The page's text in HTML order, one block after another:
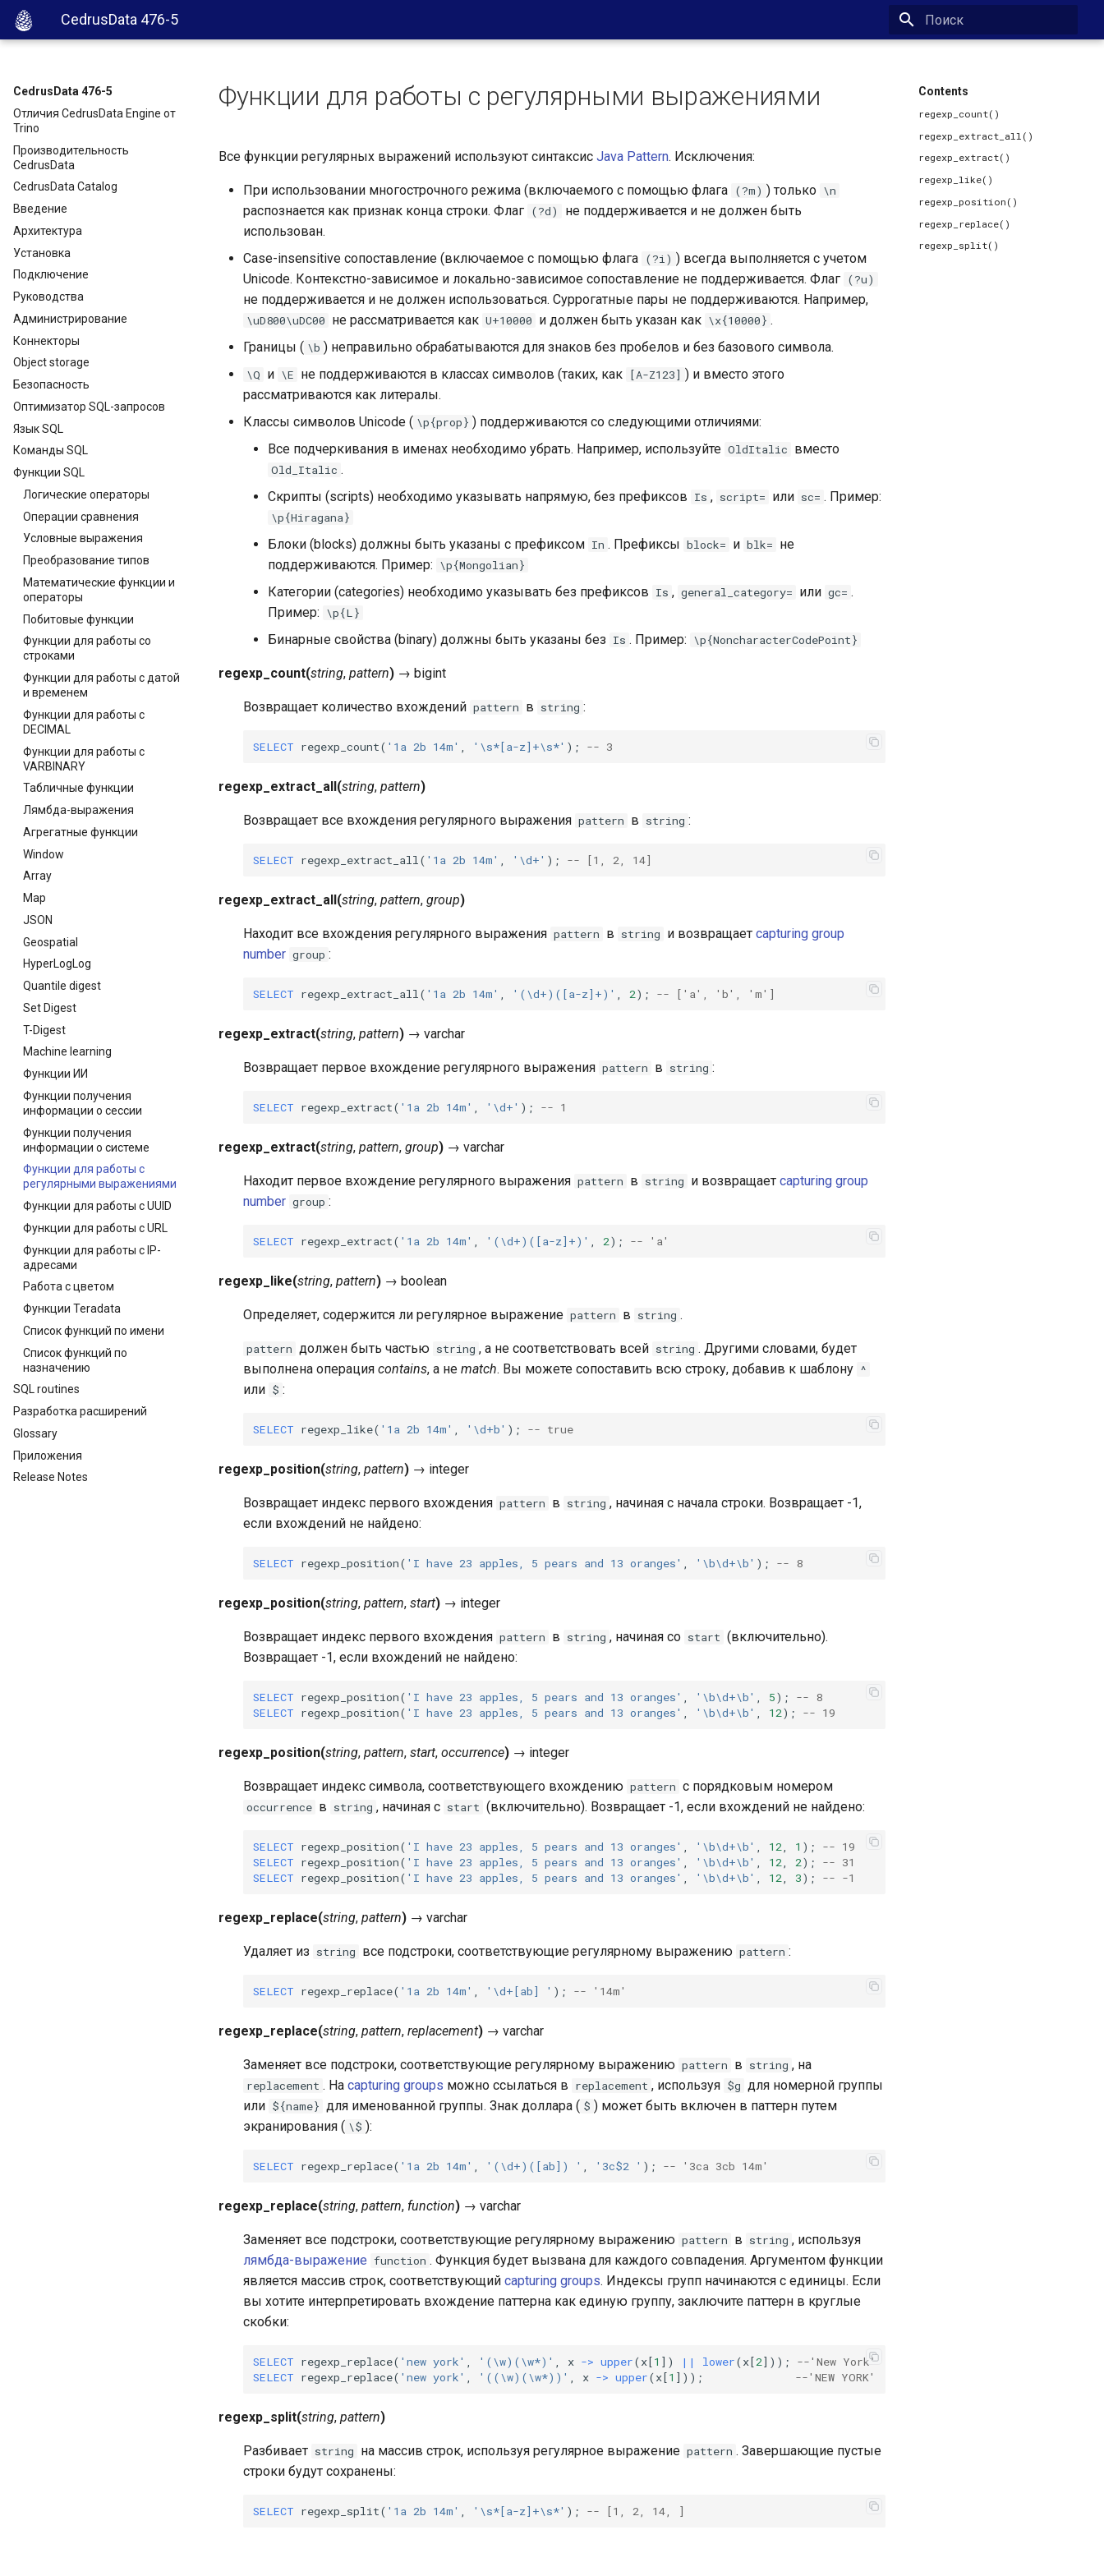
CedrusData 476-5
CedrusData 476-5
Отличия CedrusData Engine от
Trino
Производительность
CedrusData
CedrusData Catalog
Введение
Архитектура
Установка
Подключение
Руководства
Администрирование
Коннекторы
Object storage
Безопасность
Оптимизатор SQL-запросов
Язык SQL
Команды SQL
Функции SQL
Логические операторы
Операции сравнения
Условные выражения
Преобразование типов
Математические функции и
операторы
Побитовые функции
Функции для работы со
строками
Функции для работы с датой
и временем
Функции для работы с
DECIMAL
Функции для работы с
VARBINARY
Табличные функции
Лямбда-выражения
Агрегатные функции
Window
Array
Map
JSON
Geospatial
HyperLogLog
Quantile digest
Set Digest
T-Digest
Machine learning
Функции ИИ
Функции получения
информации о сессии
Функции получения
информации о системе
Функции для работы с
регулярными выражениями
Функции для работы с UUID
Функции для работы с URL
Функции для работы с IP-
адресами
Работа с цветом
Функции Teradata
Список функций по имени
Список функций по
назначению
SQL routines
Разработка расширений
Glossary
Приложения
Release Notes
Contents
regexp_count()
regexp_extract_all()
regexp_extract()
regexp_like()
regexp_position()
regexp_replace()
regexp_split()
Функции для работы с регулярными выражениями
Все функции регулярных выражений используют синтаксис Java Pattern. Исключения:
При использовании многострочного режима (включаемого с помощью флага (?m) ) только \n
распознается как признак конца строки. Флаг (?d)
не поддерживается и не должен быть
использован.
Case-insensitive сопоставление (включаемое с помощью флага (?i) ) всегда выполняется с учетом
Unicode. Контекстно-зависимое и локально-зависимое сопоставление не поддерживается. Флаг (?u)
не поддерживается и не должен использоваться. Суррогатные пары не поддерживаются. Например,
\uD800\uDC00 не рассматривается как U+10000 и должен быть указан как \x{10000} .
Границы ( \b ) неправильно обрабатываются для знаков без пробелов и без базового символа.
\Q и \E не поддерживаются в классах символов (таких, как [A-Z123] ) и вместо этого
рассматриваются как литералы.
Классы символов Unicode ( \p{prop} ) поддерживаются со следующими отличиями:
Все подчеркивания в именах необходимо убрать. Например, используйте OldItalic вместо
Old_Italic .
Скрипты (scripts) необходимо указывать напрямую, без префиксов Is , script= или sc= . Пример:
\p{Hiragana}
Блоки (blocks) должны быть указаны с префиксом In . Префиксы block= и blk= не
поддерживаются. Пример: \p{Mongolian}
Категории (categories) необходимо указывать без префиксов Is , general_category= или gc= .
Пример: \p{L}
Бинарные свойства (binary) должны быть указаны без Is . Пример: \p{NoncharacterCodePoint}
regexp_count(string, pattern) → bigint
Возвращает количество вхождений pattern в string :
SELECT regexp_count( '1a 2b 14m' '\s*[a-z]+\s*' ); -- 3
regexp_extract_all(string, pattern)
Возвращает все вхождения регулярного выражения pattern в string :
SELECT regexp_extract_all ( '1a 2b 14m' '\d+' ); -- [1, 2, 14]
regexp_extract_all(string, pattern, group)
Находит все вхождения регулярного выражения pattern в string и возвращаетcapturing group
number group :
SELECT regexp_extract_all ( '1a 2b 14m' '(\d+)([a-z]+)' 2); -- ['a', 'b', 'm']
regexp_extract(string, pattern) → varchar
Возвращает первое вхождение регулярного выражения pattern в string :
SELECT regexp_extract( '1a 2b 14m' '\d+' ); -- 1
regexp_extract(string, pattern, group) → varchar
Находит первое вхождение регулярного выражения pattern в string и возвращаетcapturing group
number group :
SELECT regexp_extract( '1a 2b 14m' '(\d+)([a-z]+)' 2); -- 'a'
regexp_like(string, pattern) → boolean
Определяет, содержится ли регулярное выражение pattern в string .
pattern должен быть частью string , а не соответствовать всей string . Другими словами, будет
выполнена операция contains, а не match. Вы можете сопоставить всю строку, добавив к шаблону ^
или $ :
SELECT regexp_like( '1a 2b 14m' '\d+b' ); -- true
regexp_position(string, pattern) → integer
Возвращает индекс первого вхождения pattern в string , начиная с начала строки. Возвращает -1,
если вхождений не найдено:
SELECT regexp_position( 'I have 23 apples, 5 pears and 13 oranges' '\b\d+\b' ); -- 8
regexp_position(string, pattern, start) → integer
Возвращает индекс первого вхождения pattern в string , начиная со start (включительно).
Возвращает -1, если вхождений не найдено:
SELECT regexp_position( 'I have 23 apples, 5 pears and 13 oranges' '\b\d+\b' 5);
-- 8
SELECT regexp_position( 'I have 23 apples, 5 pears and 13 oranges' '\b\d+\b' 12); -- 19
regexp_position(string, pattern, start, occurrence) → integer
Возвращает индекс символа, соответствующего вхождению pattern с порядковым номером
occurrence в string , начиная с start (включительно). Возвращает -1, если вхождений не найдено:
SELECT regexp_position( 'I have 23 apples, 5 pears and 13 oranges' '\b\d+\b' 12 1 );
-- 19
SELECT regexp_position( 'I have 23 apples, 5 pears and 13 oranges' '\b\d+\b' 12 2);
-- 31
SELECT regexp_position( 'I have 23 apples, 5 pears and 13 oranges' '\b\d+\b' 12 3); -- -1
regexp_replace(string, pattern) → varchar
Удаляет из string все подстроки, соответствующие регулярному выражению pattern :
SELECT regexp_replace( '1a 2b 14m' '\d+[ab] ' ); -- '14m'
regexp_replace(string, pattern, replacement) → varchar
Заменяет все подстроки, соответствующие регулярному выражению pattern в string , на
replacement . Наcapturing groups можно ссылаться в replacement , используя $g для номерной группы
или ${name} для именованной группы. Знак доллара ( $ ) может быть включен в паттерн путем
экранирования ( \$ ):
SELECT regexp_replace( '1a 2b 14m' '(\d+)([ab]) ' '3c$2 ' ); -- '3ca 3cb 14m'
regexp_replace(string, pattern, function) → varchar
Заменяет все подстроки, соответствующие регулярному выражению pattern в string , используя
лямбда-выражение function . Функция будет вызвана для каждого совпадения. Аргументом функции
является массив строк, соответствующий capturing groups. Индексы групп начинаются с единицы. Если
вы хотите интерпретировать вхождение паттерна как единую группу, заключите паттерн в круглые
скобки:
SELECT regexp_replace( 'new york' '(\w)(\w*)' x -> upper(x[1 ]) || lower(x[2]));
--'New York'
SELECT regexp_replace( 'new york' '((\w)(\w*))' x -> upper(x[1 ])); --'NEW YORK'
regexp_split(string, pattern)
Разбивает string на массив строк, используя регулярное выражение pattern . Завершающие пустые
строки будут сохранены:
SELECT regexp_split( '1a 2b 14m' '\s*[a-z]+\s*' ); -- [1, 2, 14, ]